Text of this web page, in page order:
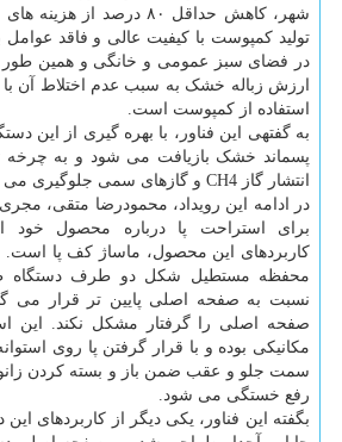
شهر، کاهش حداقل ۸۰ درصد
تولید کمپوست با کیفیت عالی و فاقد عوامل
در فضای سبز عمومی و خانگی و همین طور
ارزش زباله خشک به سبب عدم اختلاط آن با
استفاده از کمپوست است.
پسماند خشک بازیافت می شود و به چرخه
انتشار گاز CH4 و گازهای سمی جلوگیری می شود.
در ادامه این رویداد، محمودرضا متقی،
برای استراحت پا درباره محصول خود
کاربردهای این محصول، ماساژ کف پا است.
محفظه مستطیل شکل دو طرف
نسبت به صفحه اصلی پایین تر قرار می
صفحه اصلی را گرفتار مشکل نکند. این
مکانیکی بوده و با قرار گرفتن پا روی
سمت جلو و عقب ضمن باز و بسته کردن
رفع خستگی می شود.
بگفته این فناور، یکی دیگر از کاربردهای